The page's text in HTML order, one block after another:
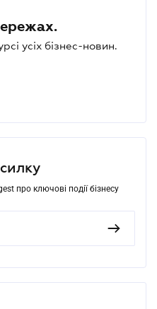
усіх бізнес-новин.
про ключові події бізнесу